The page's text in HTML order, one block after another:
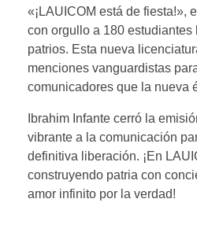
«¡LAUICOM está de fiesta!»,
con orgullo a 180 estudiantes
patrios. Esta nueva
menciones vanguardistas
comunicadores que la nueva
Ibrahim Infante cerró la
vibrante a la comunicación
definitiva liberación. ¡En
construyendo patria con
amor infinito por la verdad!